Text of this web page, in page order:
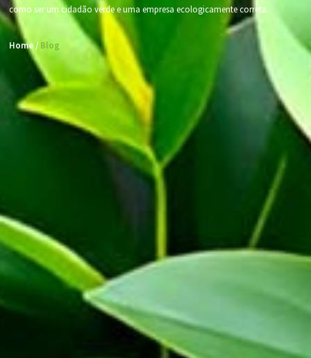
como ser um cidadão verde e uma empresa ecologicamente correta.
Home / Blog